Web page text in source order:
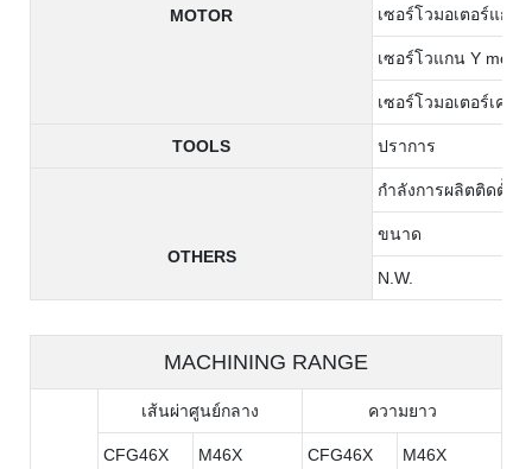
MOTOR เซอร์โวมอเตอร์แกน
เซอร์โวแกน Y mot0r
เซอร์โวมอเตอร์เครื่
TOOLS ปราการ
OTHERS
กำลังการผลิตติดตั้งทั้
ขนาด
N.W.
MACHINING RANGE
เส้นผ่าศูนย์กลาง ความยาว
CFG46X M46X CFG46X M46X